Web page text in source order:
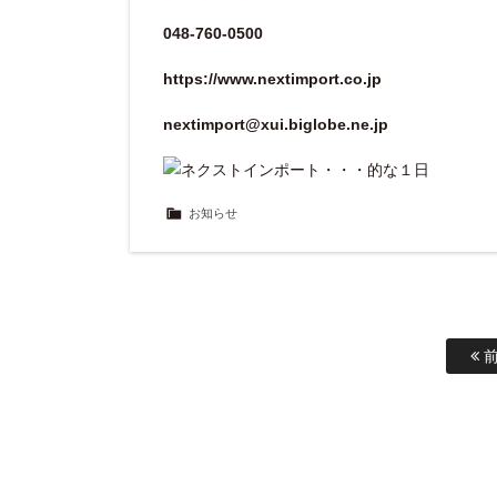
048-760-0500
https://www.nextimport.co.jp
nextimport@xui.biglobe.ne.jp
お知らせ